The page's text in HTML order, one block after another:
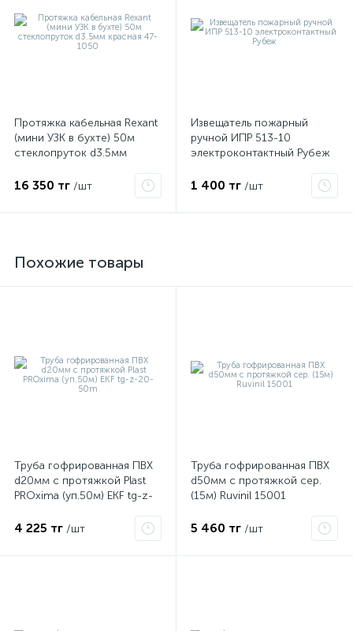
Протяжка кабельная Rexant
(мини УЗК в бухте) 50м
стеклопруток d3.5мм
16 350 тг /шт
Извещатель пожарный
ручной ИПР 513-10
электроконтактный Рубеж
1 400 тг /шт
Похожие товары
Труба гофрированная ПВХ
d20мм с протяжкой Plast
PROxima (уп.50м) EKF tg-z-
4 225 тг /шт
Труба гофрированная ПВХ
d50мм с протяжкой сер.
(15м) Ruvinil 15001
5 460 тг /шт